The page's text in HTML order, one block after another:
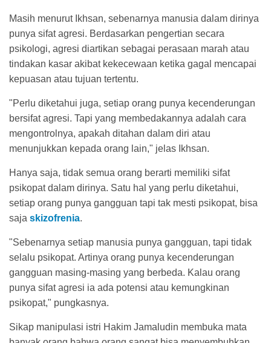
Masih menurut Ikhsan, sebenarnya manusia dalam dirinya
punya sifat agresi. Berdasarkan pengertian secara
psikologi, agresi diartikan sebagai perasaan marah atau
tindakan kasar akibat kekecewaan ketika gagal mencapai
kepuasan atau tujuan tertentu.
"Perlu diketahui juga, setiap orang punya kecenderungan
bersifat agresi. Tapi yang membedakannya adalah cara
mengontrolnya, apakah ditahan dalam diri atau
menunjukkan kepada orang lain," jelas Ikhsan.
Hanya saja, tidak semua orang berarti memiliki sifat
psikopat dalam dirinya. Satu hal yang perlu diketahui,
setiap orang punya gangguan tapi tak mesti psikopat, bisa
saja skizofrenia.
"Sebenarnya setiap manusia punya gangguan, tapi tidak
selalu psikopat. Artinya orang punya kecenderungan
gangguan masing-masing yang berbeda. Kalau orang
punya sifat agresi ia ada potensi atau kemungkinan
psikopat," pungkasnya.
Sikap manipulasi istri Hakim Jamaludin membuka mata